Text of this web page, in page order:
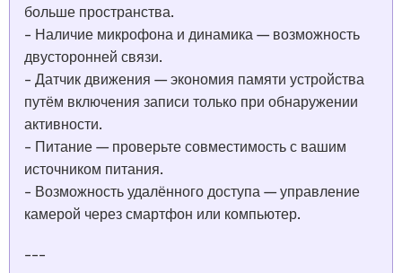
больше пространства.
- Наличие микрофона и динамика — возможность
двусторонней связи.
- Датчик движения — экономия памяти устройства
путём включения записи только при обнаружении
активности.
- Питание — проверьте совместимость с вашим
источником питания.
- Возможность удалённого доступа — управление
камерой через смартфон или компьютер.
---